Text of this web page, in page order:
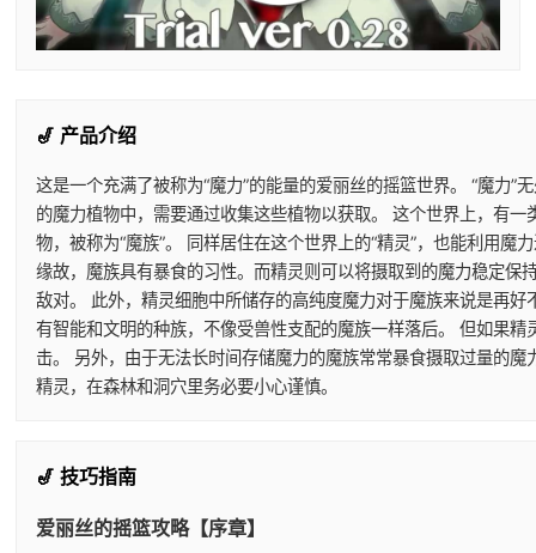
🎷 产品介绍
这是一个充满了被称为“魔力”的能量的爱丽丝的摇篮世界。 “魔力
的魔力植物中，需要通过收集这些植物以获取。 这个世界上，有
物，被称为“魔族”。 同样居住在这个世界上的“精灵”，也能利用
缘故，魔族具有暴食的习性。而精灵则可以将摄取到的魔力稳定
敌对。 此外，精灵细胞中所储存的高纯度魔力对于魔族来说是再
有智能和文明的种族，不像受兽性支配的魔族一样落后。 但如果
击。 另外，由于无法长时间存储魔力的魔族常常暴食摄取过量的
精灵，在森林和洞穴里务必要小心谨慎。
🎷 技巧指南
爱丽丝的摇篮攻略【序章】